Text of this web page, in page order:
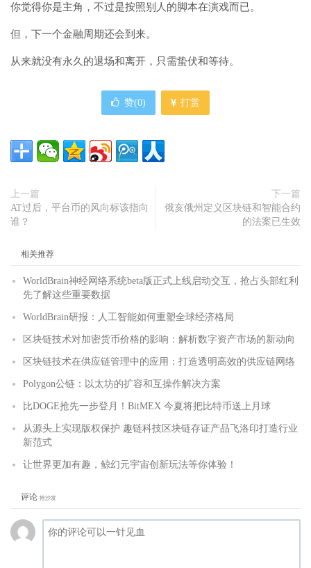
你觉得你是主角，不过是按照别人的脚本在演戏而已。
但，下一个金融周期还会到来。
从来就没有永久的退场和离开，只需蛰伏和等待。
赞(0) 打赏
上一篇
AT过后，平台币的风向标该指向
谁？
下一篇
俄亥俄州定义区块链和智能合约
的法案已生效
相关推荐
WorldBrain神经网络系统beta版正式上线启动交互，抢占头部红利
先了解这些重要数据
WorldBrain研报：人工智能如何重塑全球经济格局
区块链技术对加密货币价格的影响：解析数字资产市场的新动向
区块链技术在供应链管理中的应用：打造透明高效的供应链网络
Polygon公链：以太坊的扩容和互操作解决方案
比DOGE抢先一步登月！BitMEX 今夏将把比特币送上月球
从源头上实现版权保护 趣链科技区块链存证产品飞洛印打造行业
新范式
让世界更加有趣，鲸幻元宇宙创新玩法等你体验！
评论 抢沙发